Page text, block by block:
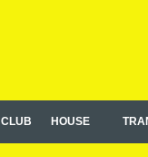
CLUB HOUSE